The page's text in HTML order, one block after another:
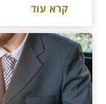
קרא עוד